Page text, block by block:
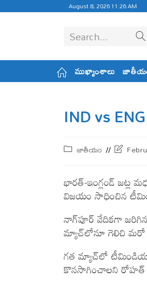
August 8, 2026 11:26 AM
Search...
ముఖ్యాంశాలు
IND vs
జాతీయం
భారత్‌-ఇంగ్లండ్ జట్ల
విజయం సాధించిన
నాగ్‌పూర్‌ వేదికగా
మ్యాచ్‌లోనూ గెలిచి మరో
గత మ్యాచ్‌లో టీమిండియా
కొనసాగించాలని రోహత్